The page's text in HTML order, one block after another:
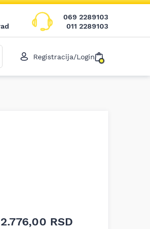
069 2289103
011 2289103
Registracija/Login
2.776,00 RSD